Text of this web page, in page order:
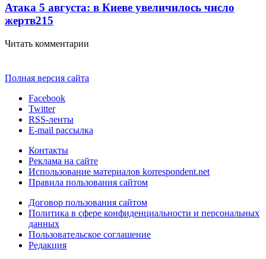
Атака 5 августа: в Киеве увеличилось число
жертв215
Читать комментарии
Полная версия сайта
Facebook
Twitter
RSS-ленты
E-mail рассылка
Контакты
Реклама на сайте
Использование материалов korrespondent.net
Правила пользования сайтом
Договор пользования сайтом
Политика в сфере конфиденциальности и персональных
данных
Пользовательское соглашение
Редакция